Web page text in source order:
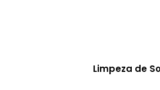
Limpeza de